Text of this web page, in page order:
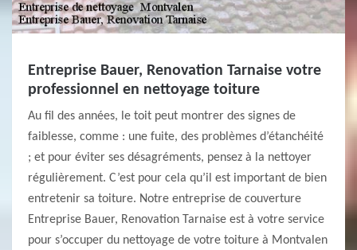
Entreprise Bauer, Renovation Tarnaise votre
professionnel en nettoyage toiture
Au fil des années, le toit peut montrer des signes de
faiblesse, comme : une fuite, des problèmes d’étanchéité
; et pour éviter ses désagréments, pensez à la nettoyer
régulièrement. C’est pour cela qu’il est important de bien
entretenir sa toiture. Notre entreprise de couverture
Entreprise Bauer, Renovation Tarnaise est à votre service
pour s’occuper du nettoyage de votre toiture à Montvalen